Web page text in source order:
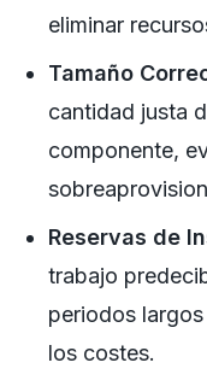
eliminar
Tamaño
cantidad justa
componente,
Reservas de
trabajo
periodos
los costes.